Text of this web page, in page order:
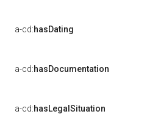
a-cd:hasDating
a-cd:hasDocumentation
a-cd:hasLegalSituation